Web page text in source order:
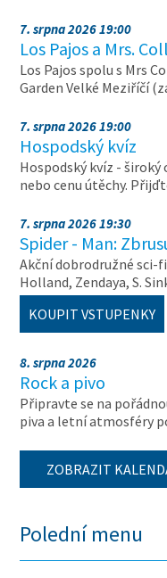
7. srpna 2026 19:00
Los Pajos a Mrs.
Los Pajos spolu s Mrs
Garden Velké Meziříčí
7. srpna 2026 19:00
Hospodský kvíz
Hospodský kvíz - široký
nebo cenu útěchy.
7. srpna 2026 19:30
Spider - Man:
Akční dobrodružné sci-fi
Holland, Zendaya, S.
KOUPIT VSTUPENKY
8. srpna 2026
Rock a pivo
Připravte se na
piva a letní atmosféry
ZOBRAZIT
Polední menu